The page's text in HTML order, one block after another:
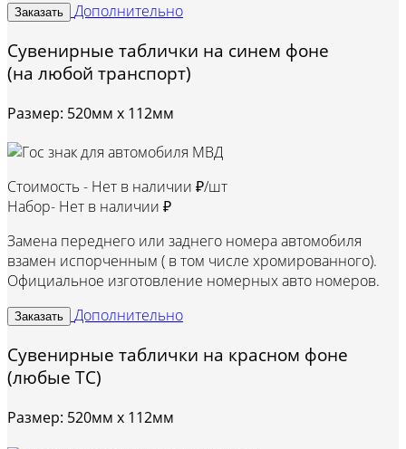
Заказать Дополнительно
Сувенирные таблички на синем фоне
(на любой транспорт)
Размер: 520мм х 112мм
Стоимость - Нет в наличии ₽/шт
Набор- Нет в наличии ₽
Замена переднего или заднего номера автомобиля
взамен испорченным ( в том числе хромированного).
Официальное изготовление номерных авто номеров.
Заказать Дополнительно
Сувенирные таблички на красном фоне
(любые ТС)
Размер: 520мм х 112мм